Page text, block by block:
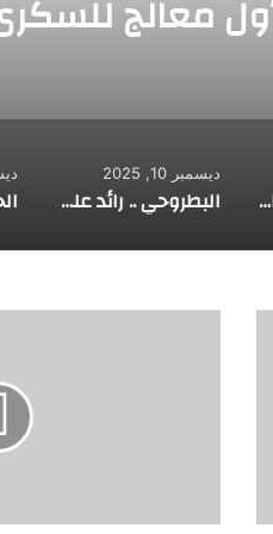
معالج
الألماني بنز مخترع السيارة الحديثة
ديسمبر 10, 2025
البطروحي .. رائد علم الفلك الحديث
د